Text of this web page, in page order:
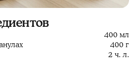
400 мл
400 г
2 ч. л.